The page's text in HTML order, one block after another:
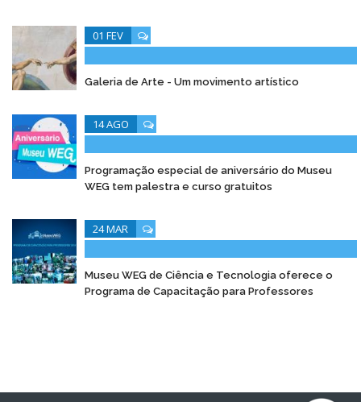
01 FEV
Galeria de Arte - Um movimento artístico
14 AGO
Programação especial de aniversário do Museu
WEG tem palestra e curso gratuitos
24 MAR
Museu WEG de Ciência e Tecnologia oferece o
Programa de Capacitação para Professores